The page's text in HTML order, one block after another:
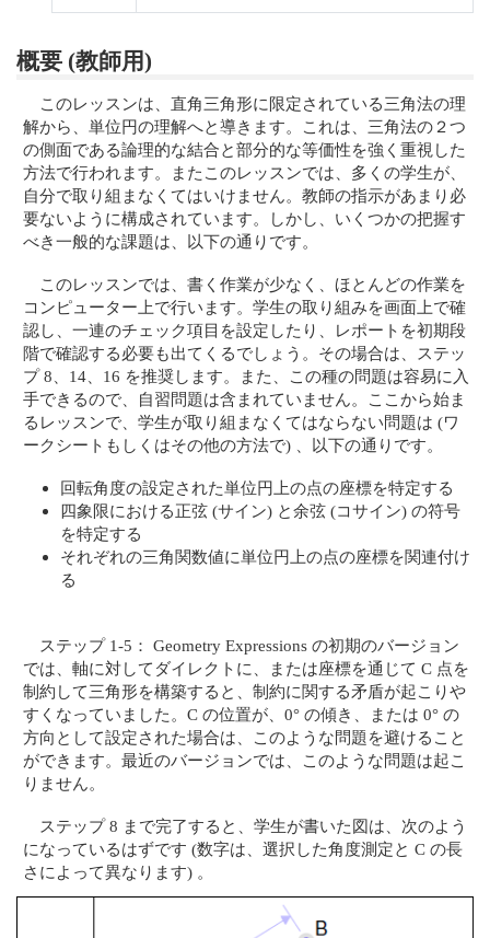
概要 (教師用)
このレッスンは、直角三角形に限定されている三角法の理
解から、単位円の理解へと導きます。これは、三角法の２つ
の側面である論理的な結合と部分的な等価性を強く重視した
方法で行われます。またこのレッスンでは、多くの学生が、
自分で取り組まなくてはいけません。教師の指示があまり必
要ないように構成されています。しかし、いくつかの把握す
べき一般的な課題は、以下の通りです。
このレッスンでは、書く作業が少なく、ほとんどの作業を
コンピューター上で行います。学生の取り組みを画面上で確
認し、一連のチェック項目を設定したり、レポートを初期段
階で確認する必要も出てくるでしょう。その場合は、ステッ
プ 8、14、16 を推奨します。また、この種の問題は容易に入
手できるので、自習問題は含まれていません。ここから始ま
るレッスンで、学生が取り組まなくてはならない問題は (ワ
ークシートもしくはその他の方法で) 、以下の通りです。
回転角度の設定された単位円上の点の座標を特定する
四象限における正弦 (サイン) と余弦 (コサイン) の符号
を特定する
それぞれの三角関数値に単位円上の点の座標を関連付け
る
ステップ 1-5： Geometry Expressions の初期のバージョン
では、軸に対してダイレクトに、または座標を通じて C 点を
制約して三角形を構築すると、制約に関する矛盾が起こりや
すくなっていました。C の位置が、0° の傾き、または 0° の
方向として設定された場合は、このような問題を避けること
ができます。最近のバージョンでは、このような問題は起こ
りません。
ステップ 8 まで完了すると、学生が書いた図は、次のよう
になっているはずです (数字は、選択した角度測定と C の長
さによって異なります) 。